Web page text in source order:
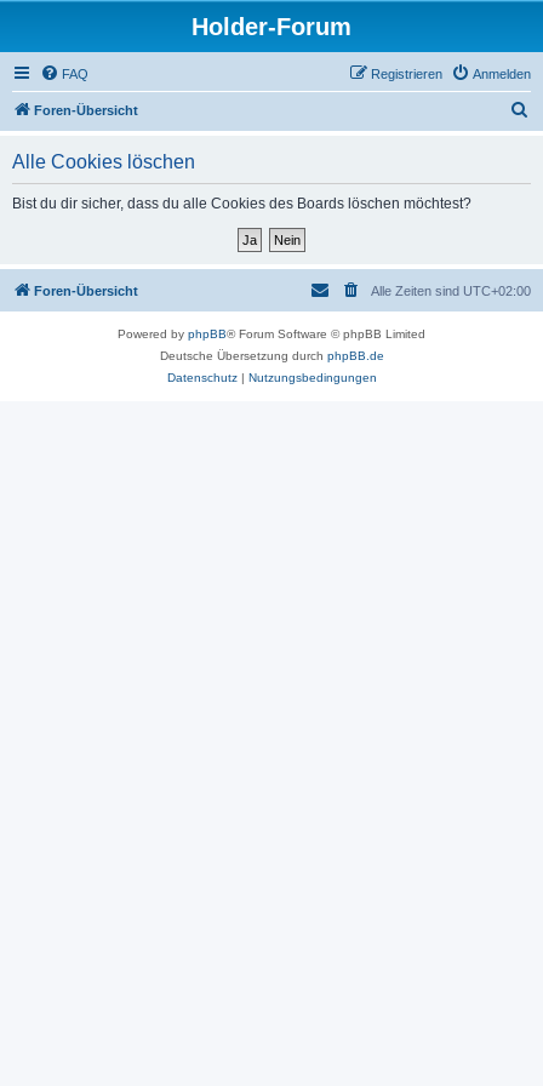
Holder-Forum
FAQ Anmelden
Registrieren
Foren-Übersicht
Alle Cookies löschen
Bist du dir sicher, dass du alle Cookies des Boards löschen möchtest?
Foren-Übersicht Alle Zeiten sind UTC+02:00
Powered by phpBB® Forum Software © phpBB Limited
Deutsche Übersetzung durch phpBB.de
Datenschutz| Nutzungsbedingungen